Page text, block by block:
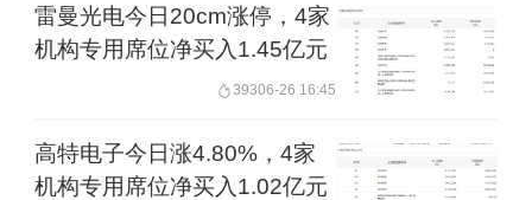
雷曼光电今日20cm涨停，4家
机构专用席位净买入1.45亿元
39306-26 16:45
高特电子今日涨4.80%，4家
机构专用席位净买入1.02亿元